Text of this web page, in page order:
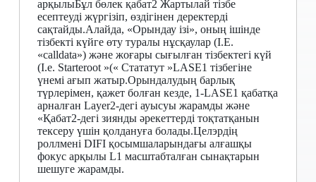
арқылыБұл бөлек қабат2 Жартылай тізбе
есептеуді жүргізіп, өздігінен деректерді
сақтайды.Алайда, «Орындау ізі», оның ішінде
тізбекті күйге өту туралы нұсқаулар (I.E.
«calldata») және жоғары сығылған тізбектегі күй
(I.e. Starteroot »(« Стататут »LASE1 тізбегіне
үнемі ағып жатыр.Орындалудың барлық
түрлерімен, қажет болған кезде, 1-LASE1 қабатқа
арналған Layer2-дегі ауысуы жарамды және
«Қабат2-дегі зиянды әрекеттерді тоқтатқанын
тексеру үшін қолдануға болады.Целэрдің
роллмені DIFI қосымшаларындағы алғашқы
фокус арқылы L1 масштабталған сынақтарын
шешуге жарамды.